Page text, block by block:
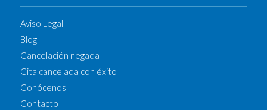
Aviso Legal
Blog
Cancelación negada
Cita cancelada con éxito
Conócenos
Contacto